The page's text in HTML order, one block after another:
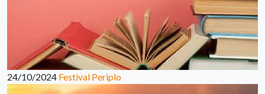
24/10/2024 Festival Periplo